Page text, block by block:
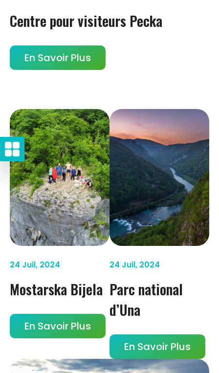
Centre pour visiteurs Pecka
En Savoir Plus
24 Juil, 2024
Mostarska Bijela
En Savoir Plus
24 Juil, 2024
Parc national
d’Una
En Savoir Plus